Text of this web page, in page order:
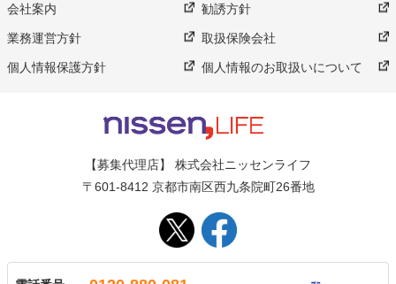
会社案内 勧誘方針
業務運営方針 取扱保険会社
個人情報保護方針 個人情報のお取扱いについて
【募集代理店】 株式会社ニッセンライフ
〒601-8412 京都市南区西九条院町26番地